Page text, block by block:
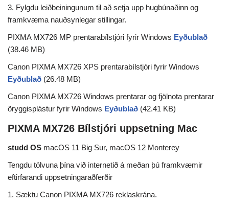
3. Fylgdu leiðbeiningunum til að setja upp hugbúnaðinn og
framkvæma nauðsynlegar stillingar.
PIXMA MX726 MP prentarabílstjóri fyrir Windows Eyðublað
(38.46 MB)
Canon PIXMA MX726 XPS prentarabílstjóri fyrir Windows
Eyðublað (26.48 MB)
Canon PIXMA MX726 Windows prentarar og fjölnota prentarar
öryggisplástur fyrir Windows Eyðublað (42.41 KB)
PIXMA MX726 Bílstjóri uppsetning Mac
studd OS macOS 11 Big Sur, macOS 12 Monterey
Tengdu tölvuna þína við internetið á meðan þú framkvæmir
eftirfarandi uppsetningaraðferðir
1. Sæktu Canon PIXMA MX726 reklaskrána.